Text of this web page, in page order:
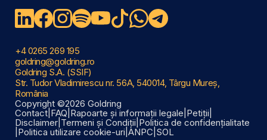
+4 0265 269 195
goldring@goldring.ro
Goldring S.A. (SSIF)
Str. Tudor Vladimirescu nr. 56A, 540014, Târgu Mureș,
România
Copyright ©2026 Goldring
Contact FAQ Rapoarte și informații legale Petiții
Disclaimer Termeni și Condiții Politica de confidențialitate
Politica utilizare cookie-uri ANPC SOL